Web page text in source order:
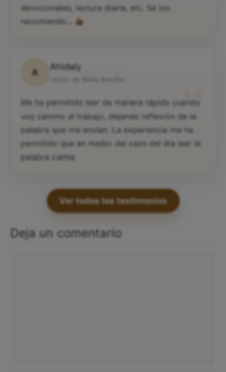
devocionales, lectura diaria, etc. Sé los
recomiendo...
A
Ahidaly
“
Me ha permitido leer de manera rápida cuando
voy camino al trabajo, dejando reflexión de la
palabra que me envían. La experiencia me ha
permitido que en medio del caos del día leer la
palabra calma
Ver todos los testimonios
Deja un comentario